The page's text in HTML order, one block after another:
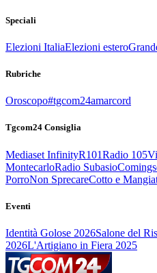
Speciali
Elezioni ItaliaElezioni estero
Rubriche
Oroscopo#tgcom24amarcord
Tgcom24 Consiglia
Mediaset InfinityR101Radio 105
MontecarloRadio Subasio
PorroNon SprecareCotto e
Eventi
Identità Golose 2026Salone del
2026L'Artigiano in Fiera 2025